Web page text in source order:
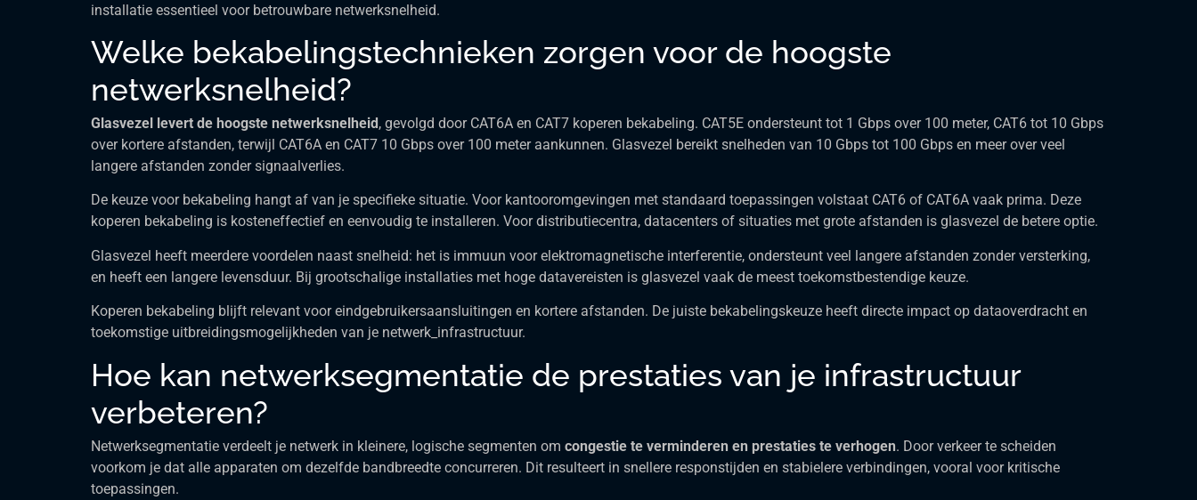
installatie essentieel voor betrouwbare netwerksnelheid.
Welke bekabelingstechnieken zorgen voor de hoogste
netwerksnelheid?
Glasvezel levert de hoogste netwerksnelheid, gevolgd door CAT6A en CAT7 koperen bekabeling. CAT5E ondersteunt tot 1 Gbps over 100 meter, CAT6 tot 10 Gbps
over kortere afstanden, terwijl CAT6A en CAT7 10 Gbps over 100 meter aankunnen. Glasvezel bereikt snelheden van 10 Gbps tot 100 Gbps en meer over veel
langere afstanden zonder signaalverlies.
De keuze voor bekabeling hangt af van je specifieke situatie. Voor kantooromgevingen met standaard toepassingen volstaat CAT6 of CAT6A vaak prima. Deze
koperen bekabeling is kosteneffectief en eenvoudig te installeren. Voor distributiecentra, datacenters of situaties met grote afstanden is glasvezel de betere optie.
Glasvezel heeft meerdere voordelen naast snelheid: het is immuun voor elektromagnetische interferentie, ondersteunt veel langere afstanden zonder versterking,
en heeft een langere levensduur. Bij grootschalige installaties met hoge datavereisten is glasvezel vaak de meest toekomstbestendige keuze.
Koperen bekabeling blijft relevant voor eindgebruikersaansluitingen en kortere afstanden. De juiste bekabelingskeuze heeft directe impact op dataoverdracht en
toekomstige uitbreidingsmogelijkheden van je netwerk_infrastructuur.
Hoe kan netwerksegmentatie de prestaties van je infrastructuur
verbeteren?
Netwerksegmentatie verdeelt je netwerk in kleinere, logische segmenten om congestie te verminderen en prestaties te verhogen. Door verkeer te scheiden
voorkom je dat alle apparaten om dezelfde bandbreedte concurreren. Dit resulteert in snellere responstijden en stabielere verbindingen, vooral voor kritische
toepassingen.